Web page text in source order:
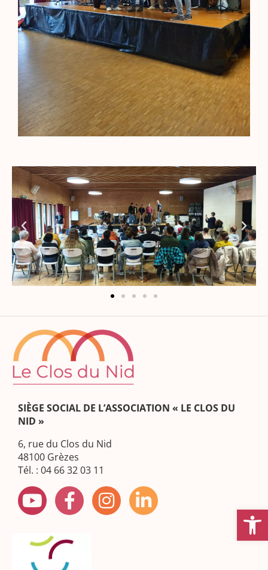
Ouvrir
SIÈGE SOCIAL DE L’ASSOCIATION « LE CLOS DU
NID »
6, rue du Clos du Nid
48100 Grèzes
Tél. : 04 66 32 03 11